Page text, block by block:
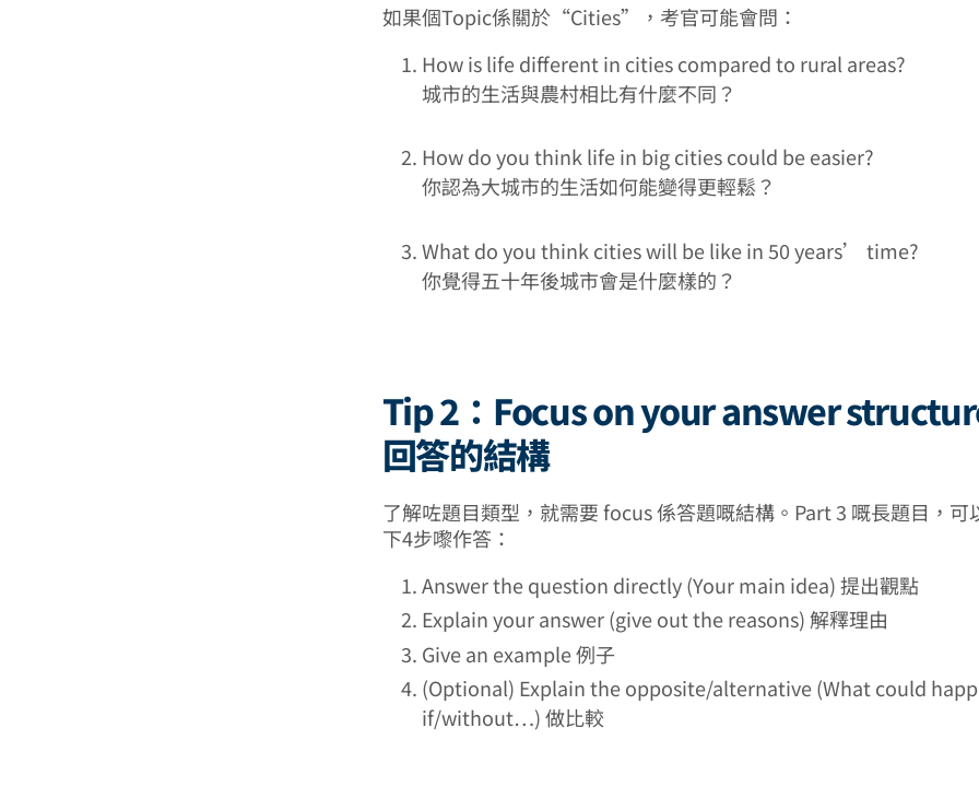
如果個Topic係關於“Cities”，考官可能會問：
How is life different in cities compared to rural areas?
城市的生活與農村相比有什麼不同？
How do you think life in big cities could be easier?
你認為大城市的生活如何能變得更輕鬆？
What do you think cities will be like in 50 years’ time?
你覺得五十年後城市會是什麼樣的？
Tip 2：Focus on your answer
回答的結構
了解咗題目類型，就需要 focus 係答題嘅結構。Part 3 嘅長題目，可
下4步嚟作答：
Answer the question directly (Your main idea) 提出觀點
Explain your answer (give out the reasons) 解釋理由
Give an example 例子
(Optional) Explain the opposite/alternative (What could
if/without…) 做比較